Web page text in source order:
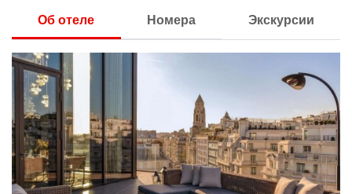
Об отеле Номера Экскурсии